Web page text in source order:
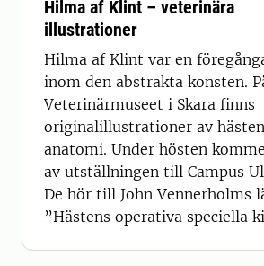
Hilma af Klint – veterinära
illustrationer
Hilma af Klint var en
inom den abstrakta konsten.
Veterinärmuseet i Skara finns
originalillustrationer av
anatomi. Under hösten
av utställningen till Campus
De hör till John Vennerholms
”Hästens operativa speciella